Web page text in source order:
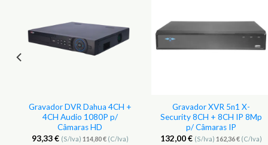
Gravador DVR Dahua 4CH +
4CH Audio 1080P p/
Câmaras HD
93,33€ (S/Iva) 114,80€(C/Iva)
Favoritos
Gravador XVR 5n1 X-
Security 8CH + 8CH IP 8Mp
p/ Câmaras IP
132,00€ (S/Iva) 162,36€(C/Iva)